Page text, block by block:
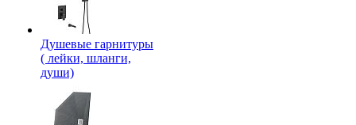
Душевые гарнитуры
( лейки, шланги,
души)